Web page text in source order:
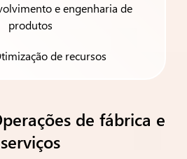
e engenharia de
produtos
de recursos
de fábrica e
serviços